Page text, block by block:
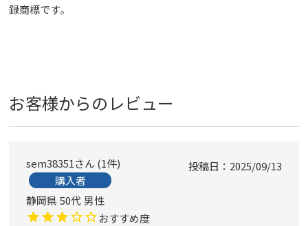
録商標です。
お客様からのレビュー
sem38351 1件
購入者
静岡県 50代 男性
投稿日 2025/09/13
おすすめ度